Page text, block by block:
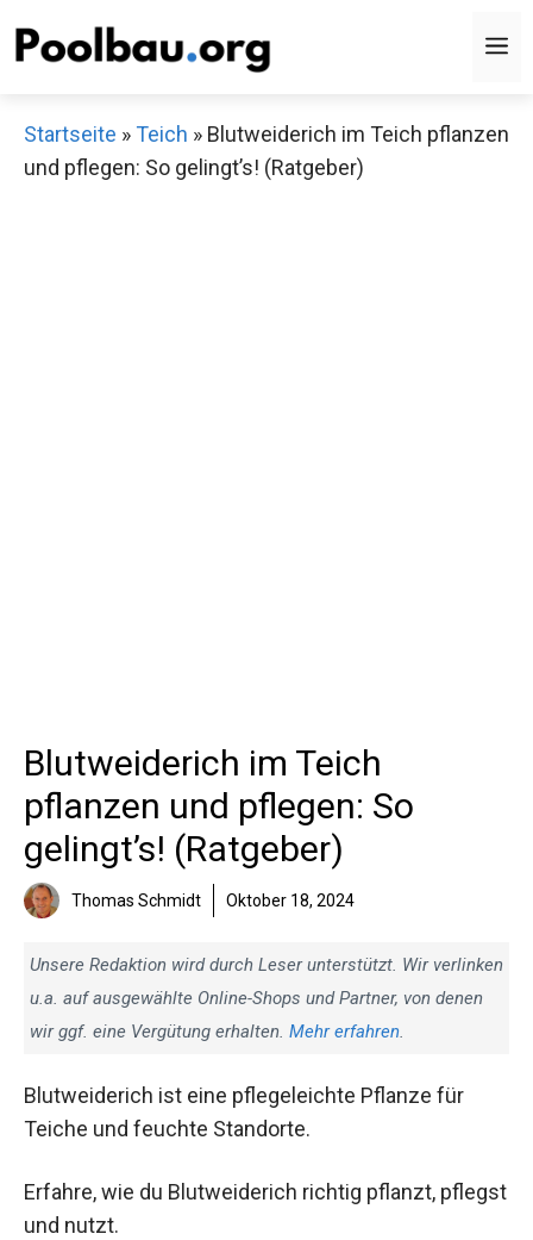
Inhalt
Startseite »Teich » Blutweiderich im Teich pflanzen
und pflegen: So gelingt’s! (Ratgeber)
Blutweiderich im Teich
pflanzen und pflegen: So
gelingt’s! (Ratgeber)
Thomas Schmidt Oktober 18, 2024
Unsere Redaktion wird durch Leser unterstützt. Wir verlinken
u.a. auf ausgewählte Online-Shops und Partner, von denen
wir ggf. eine Vergütung erhalten. Mehr erfahren.
Blutweiderich ist eine pflegeleichte Pflanze für
Teiche und feuchte Standorte.
Erfahre, wie du Blutweiderich richtig pflanzt, pflegst
und nutzt.